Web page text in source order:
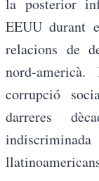
la posterior
EEUU durant
relacions de
nord-americà.
corrupció
darreres